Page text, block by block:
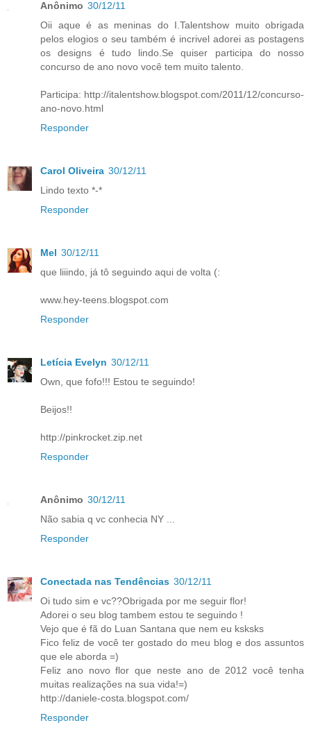
Anônimo 30/12/11
Oii aque é as meninas do I.Talentshow muito obrigada
pelos elogios o seu também é incrivel adorei as postagens
os designs é tudo lindo.Se quiser participa do nosso
concurso de ano novo você tem muito talento.
Participa: http://italentshow.blogspot.com/2011/12/concurso-
ano-novo.html
Responder
Carol Oliveira 30/12/11
Lindo texto *-*
Responder
Mel 30/12/11
que liiindo, já tô seguindo aqui de volta (:
www.hey-teens.blogspot.com
Responder
Letícia Evelyn 30/12/11
Own, que fofo!!! Estou te seguindo!
Beijos!!
http://pinkrocket.zip.net
Responder
Anônimo 30/12/11
Não sabia q vc conhecia NY ...
Responder
Conectada nas Tendências 30/12/11
Oi tudo sim e vc??Obrigada por me seguir flor!
Adorei o seu blog tambem estou te seguindo !
Vejo que é fã do Luan Santana que nem eu ksksks
Fico feliz de você ter gostado do meu blog e dos assuntos
que ele aborda =)
Feliz ano novo flor que neste ano de 2012 você tenha
muitas realizações na sua vida!=)
http://daniele-costa.blogspot.com/
Responder